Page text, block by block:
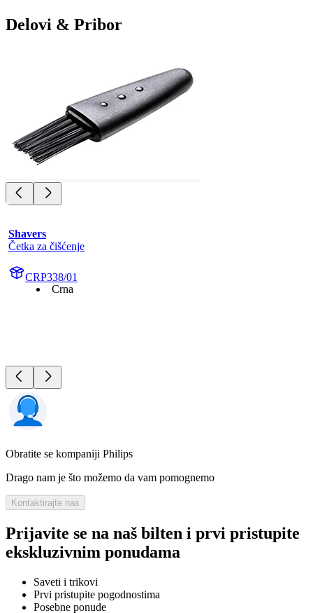
Delovi & Pribor
Shavers
Četka za čišćenje
CRP338/01
Crna
Obratite se kompaniji Philips
Drago nam je što možemo da vam pomognemo
Kontaktirajte nas
Prijavite se na naš bilten i prvi pristupite
ekskluzivnim ponudama
Saveti i trikovi
Prvi pristupite pogodnostima
Posebne ponude